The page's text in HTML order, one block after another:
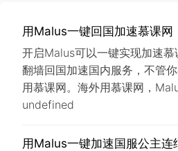
用Malus一键回国加速慕课网
开启Malus可以一键实现加速
翻墙回国加速国内服务，不管
用慕课网。海外用慕课网，
undefined
用Malus一键加速国服公主连